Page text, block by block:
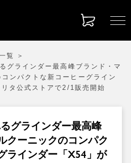
覧
グラインダー最高峰ブランド・マ
ンパクトな新コーヒーグライン
タ公式ストアで2/1販売開始
グラインダー最高峰
クーニックのコンパク
ラインダー「X54」が